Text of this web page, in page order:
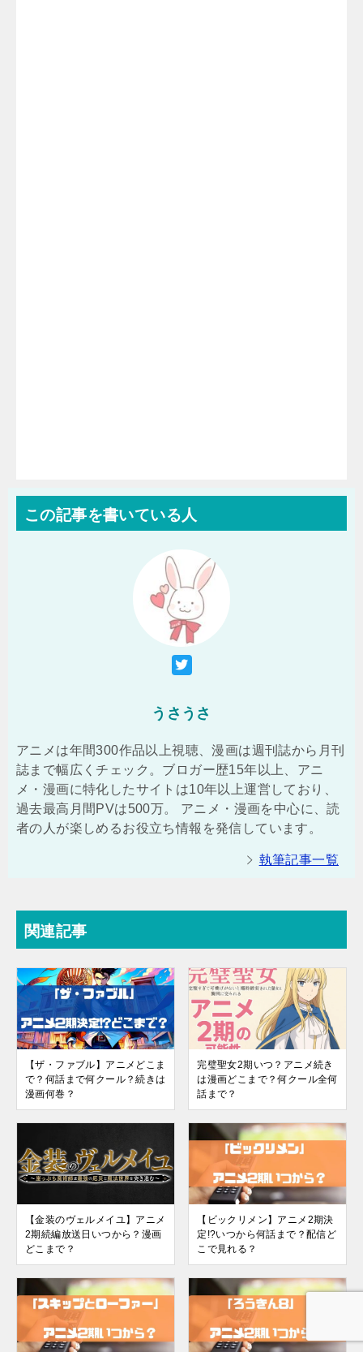
この記事を書いている人
うさうさ
アニメは年間300作品以上視聴、漫画は週刊誌から月刊
誌まで幅広くチェック。ブロガー歴15年以上、アニ
メ・漫画に特化したサイトは10年以上運営しており、
過去最高月間PVは500万。 アニメ・漫画を中心に、読
者の人が楽しめるお役立ち情報を発信しています。
執筆記事一覧
関連記事
【ザ・ファブル】アニメどこま
で？何話まで何クール？続きは
漫画何巻？
完璧聖女2期いつ？アニメ続き
は漫画どこまで？何クール全何
話まで？
【金装のヴェルメイユ】アニメ
2期続編放送日いつから？漫画
どこまで？
【ビックリメン】アニメ2期決
定!?いつから何話まで？配信ど
こで見れる？